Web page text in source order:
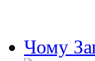
Чому